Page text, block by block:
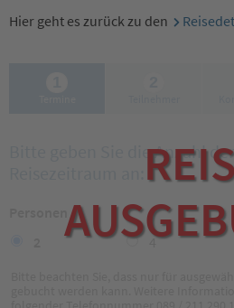
Hier geht es zurück zu den
Bitte geben Sie die Anzahl
*
4